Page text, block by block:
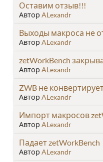
Оставим отзыв!!!
Автор ALexandr
Выходы макроса не
Автор ALexandr
zetWorkBench
Автор ALexandr
ZWB не
Автор ALexandr
Импорт макросов
Автор ALexandr
Падает zetWorkBench
Автор ALexandr